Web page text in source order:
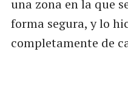
una zona en la que
forma segura, y lo
completamente de